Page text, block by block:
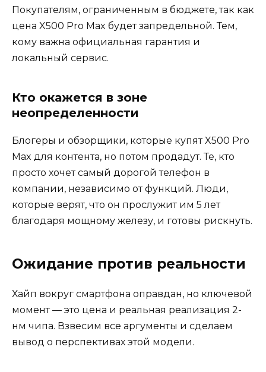
Покупателям, ограниченным в бюджете, так как
цена X500 Pro Max будет запредельной. Тем,
кому важна официальная гарантия и
локальный сервис.
Кто окажется в зоне
неопределенности
Блогеры и обзорщики, которые купят X500 Pro
Max для контента, но потом продадут. Те, кто
просто хочет самый дорогой телефон в
компании, независимо от функций. Люди,
которые верят, что он прослужит им 5 лет
благодаря мощному железу, и готовы рискнуть.
Ожидание против реальности
Хайп вокруг смартфона оправдан, но ключевой
момент — это цена и реальная реализация 2-
нм чипа. Взвесим все аргументы и сделаем
вывод о перспективах этой модели.